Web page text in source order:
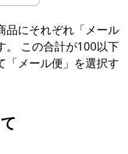
品にそれぞれ「メール
。 この合計が100以下
「メール便」を選択す